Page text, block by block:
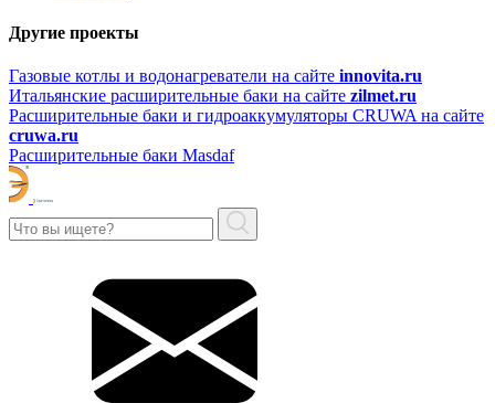
Другие проекты
Газовые котлы и водонагреватели на сайте innovita.ru
Итальянские расширительные баки на сайте zilmet.ru
Расширительные баки и гидроаккумуляторы CRUWA на сайте
cruwa.ru
Расширительные баки Masdaf